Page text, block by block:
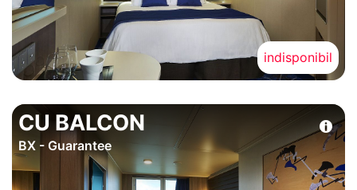
indisponibil
CU BALCON
BX - Guarantee